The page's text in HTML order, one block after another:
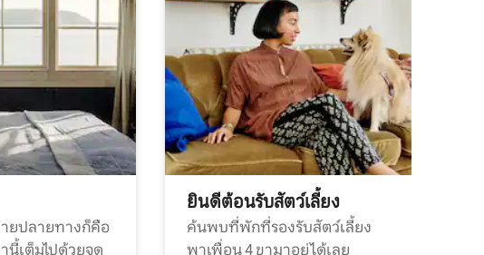
ยปลายทางก็คือ
เต็มไปด้วยจุด
ยินดีต้อนรับสัตว์เลี้ยง
ค้นพบที่พักที่รองรับสัตว์เลี้ยง
พาเพื่อน 4 ขามาอยู่ได้เลย